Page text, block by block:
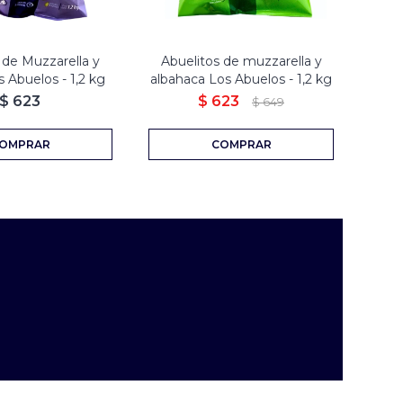
Muzzarella y
Abuelos - 1,2 kg
$ 623
Abuelitos de muzzarella y
albahaca Los Abuelos - 1,2 kg
$ 623 $ 649